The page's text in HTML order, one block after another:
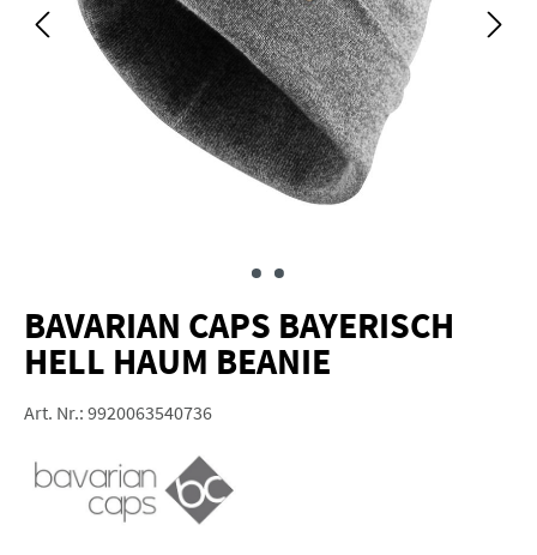
BAVARIAN CAPS BAYERISCH
HELL HAUM BEANIE
Art. Nr.: 9920063540736